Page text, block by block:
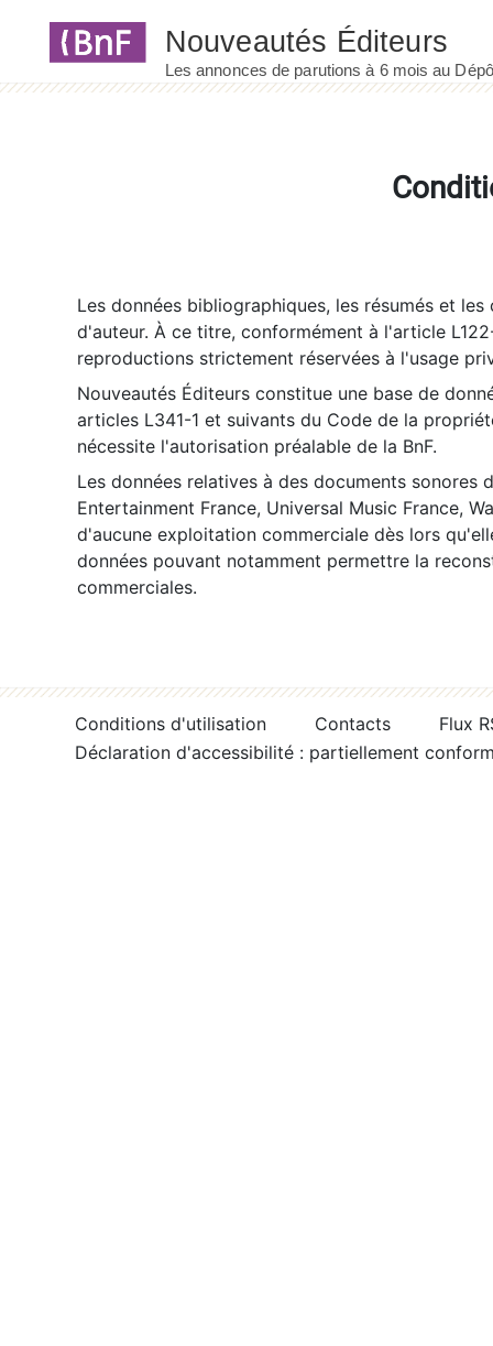
Les données bibliographiques, les résumés et
d'auteur. À ce titre, conformément à l'article
reproductions strictement réservées à l'usage
Nouveautés Éditeurs constitue une base de
articles L341-1 et suivants du Code de la
nécessite l'autorisation préalable de la BnF.
Les données relatives à des documents sonores
Entertainment France, Universal Music France,
d'aucune exploitation commerciale dès lors
données pouvant notamment permettre la
commerciales.
Conditions d'utilisation Contacts
Flux
Déclaration d'accessibilité : partiellement